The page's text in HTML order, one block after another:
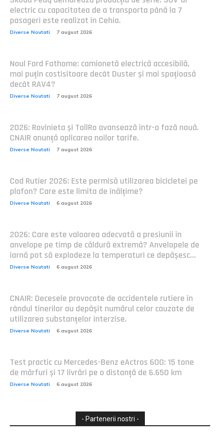
electric cu capacitatea de a transporta până la 7
pasageri este realizat în Cehia.
Diverse Noutati 7 august 2026
Noul Ford Fathome: camionetă electrică accesibilă,
mai puțin costisitoare decât Duster și mai spațioasă
decât RAV4?
Diverse Noutati 7 august 2026
2026: Rovinieta și TollRo avansează într-o fază nouă.
CNAIR anunță aplicarea noilor tarife.
Diverse Noutati 7 august 2026
Cod Rutier 2026: Este permisă utilizarea bicicletei pe
plafon? Care este limita de înălțime?
Diverse Noutati 6 august 2026
2026: Care este valoarea adecvată a presiunii în
anvelope pe timp de căldură extremă? Anvelopele de
iarnă pot să explodeze la temperaturi ce depășesc...
Diverse Noutati 6 august 2026
CNAIR: Decesele provocate de accidentele rutiere în
rândul tinerilor au depășit numărul celor cauzate de
utilizarea substanțelor interzise.
Diverse Noutati 6 august 2026
Test practic cu Mercedes-Benz eActros 600: 15 tone
de mărfuri și 17 livrări pe o distanță de 6.650 km
Diverse Noutati 6 august 2026
- Partenerii nostri -